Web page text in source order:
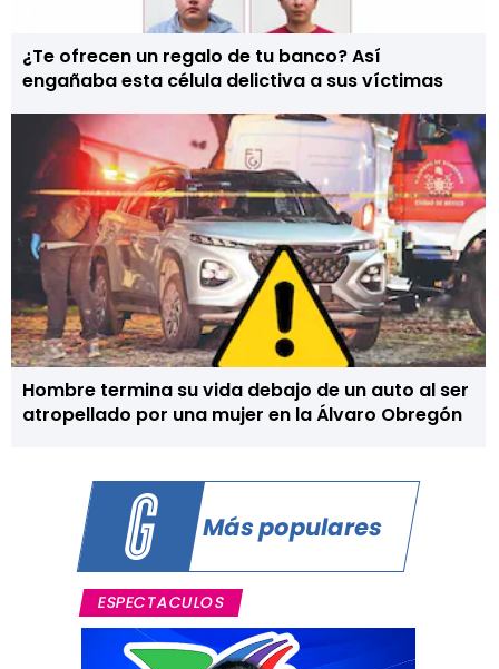
¿Te ofrecen un regalo de tu banco? Así
engañaba esta célula delictiva a sus víctimas
Hombre termina su vida debajo de un auto al ser
atropellado por una mujer en la Álvaro Obregón
Más populares
ESPECTACULOS